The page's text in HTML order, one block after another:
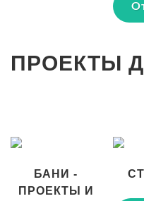
ПРОЕКТЫ
БАНИ -
ПРОЕКТЫ И